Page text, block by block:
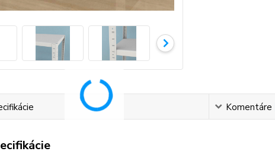
Komentáre